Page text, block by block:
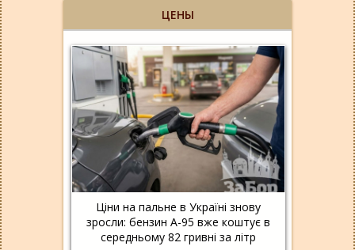
ЦЕНЫ
Ціни на пальне в Україні знову
зросли: бензин А-95 вже коштує в
середньому 82 гривні за літр